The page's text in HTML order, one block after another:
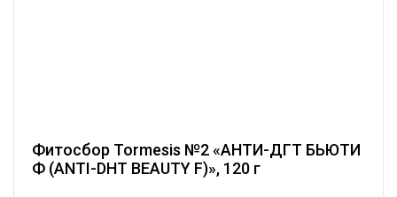
Фитосбор Tormesis №2 «АНТИ-ДГТ БЬЮТИ
Ф (ANTI-DHT BEAUTY F)», 120 г